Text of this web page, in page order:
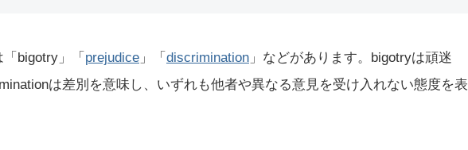
bigotry」「 prejudice 」「 discrimination 」などがあります。bigotryは頑迷
は差別を意味し、いずれも他者や異なる意見を受け入れない態度を表